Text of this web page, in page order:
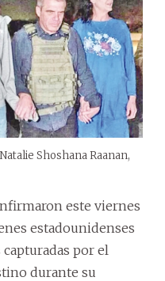
Shoshana Raanan,
este viernes
estadounidenses
por el
durante su